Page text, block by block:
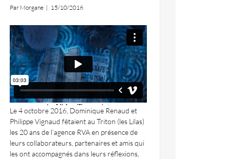
Par Morgane | 15/10/2016
Le 4 octobre 2016, Dominique Renaud et
Philippe Vignaud fêtaient au Triton (les Lilas)
les 20 ans de l’agence RVA en présence de
leurs collaborateurs, partenaires et amis qui
les ont accompagnés dans leurs réflexions,